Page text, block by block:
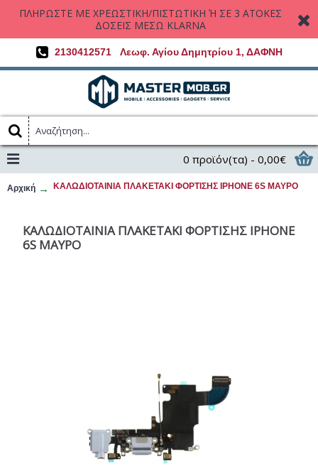
ΠΛΗΡΩΣΤΕ ΜΕ ΧΡΕΩΣΤΙΚΗ/ΠΙΣΤΩΤΙΚΗ Ή ΣΕ 3 ΑΤΟΚΕΣ
ΔΟΣΕΙΣ ΜΕΣΩ KLARNA
2130412571 Λεωφ. Αγίου Δημητρίου 1, ΔΑΦΝΗ
0 προϊόν(τα) - 0,00€
Αρχική ΚΑΛΩΔΙΟΤΑΙΝΙΑ ΠΛΑΚΕΤΑΚΙ ΦΟΡΤΙΣΗΣ IPHONE 6S ΜΑΥΡΟ
ΚΑΛΩΔΙΟΤΑΙΝΙΑ ΠΛΑΚΕΤΑΚΙ ΦΟΡΤΙΣΗΣ IPHONE
6S ΜΑΥΡΟ